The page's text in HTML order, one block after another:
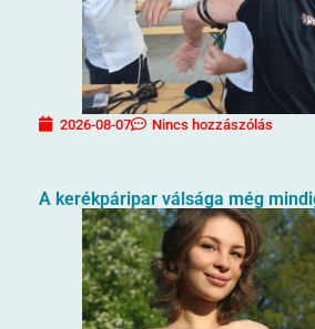
2026-08-07 Nincs hozzászólás
A kerékpáripar válsága még